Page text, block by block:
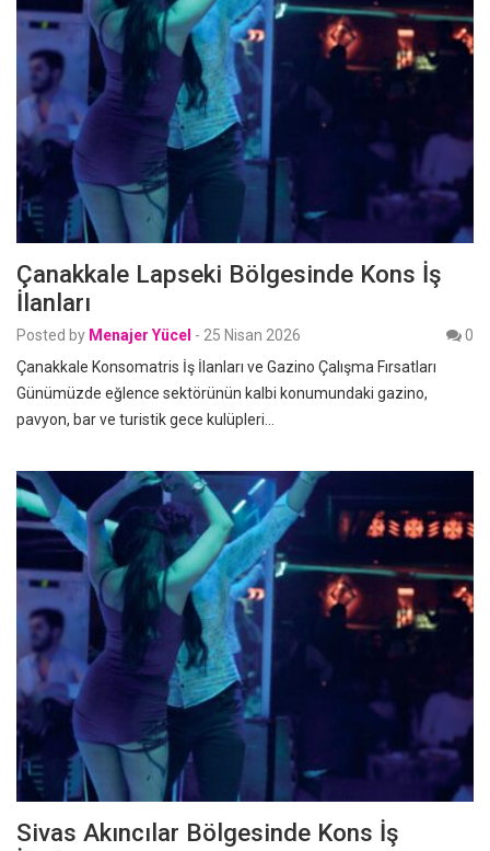
Çanakkale Lapseki Bölgesinde Kons İş
İlanları
Posted by Menajer Yücel - 25 Nisan 2026
0
Çanakkale Konsomatris İş İlanları ve Gazino Çalışma Fırsatları
Günümüzde eğlence sektörünün kalbi konumundaki gazino,
pavyon, bar ve turistik gece kulüpleri…
Sivas Akıncılar Bölgesinde Kons İş